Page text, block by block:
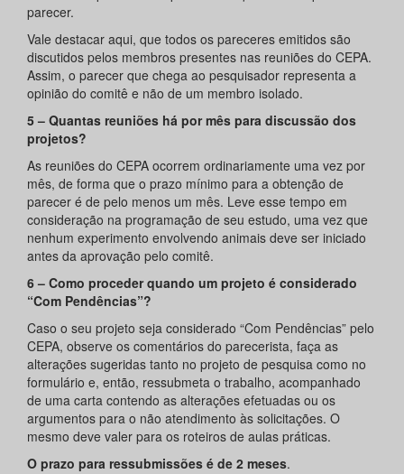
parecer.
Vale destacar aqui, que todos os pareceres emitidos são
discutidos pelos membros presentes nas reuniões do CEPA.
Assim, o parecer que chega ao pesquisador representa a
opinião do comitê e não de um membro isolado.
5 – Quantas reuniões há por mês para discussão dos
projetos?
As reuniões do CEPA ocorrem ordinariamente uma vez por
mês, de forma que o prazo mínimo para a obtenção de
parecer é de pelo menos um mês. Leve esse tempo em
consideração na programação de seu estudo, uma vez que
nenhum experimento envolvendo animais deve ser iniciado
antes da aprovação pelo comitê.
6 – Como proceder quando um projeto é considerado
“Com Pendências”?
Caso o seu projeto seja considerado “Com Pendências” pelo
CEPA, observe os comentários do parecerista, faça as
alterações sugeridas tanto no projeto de pesquisa como no
formulário e, então, ressubmeta o trabalho, acompanhado
de uma carta contendo as alterações efetuadas ou os
argumentos para o não atendimento às solicitações. O
mesmo deve valer para os roteiros de aulas práticas.
O prazo para ressubmissões é de 2 meses.